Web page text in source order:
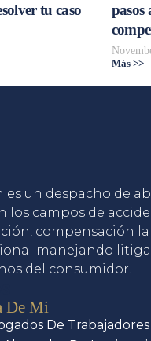
tu caso
pasos
Más >>
un despacho de
campos de
compensación
manejando
del consumidor.
De Mi
De Trabajadores